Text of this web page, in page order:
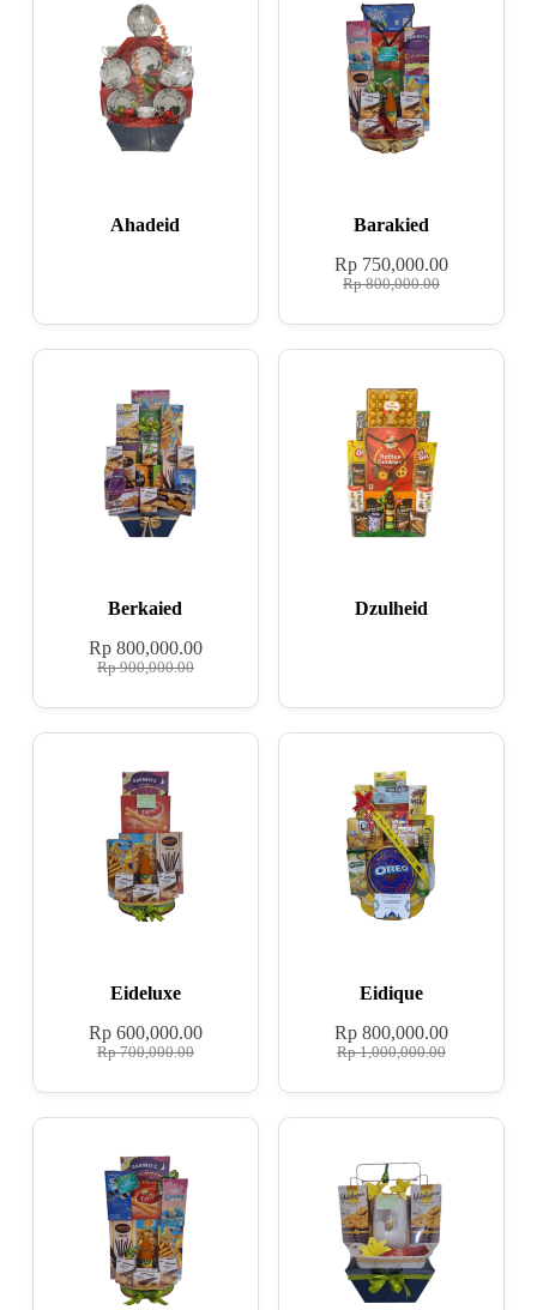
Ahadeid Barakied
Rp800,000.00
Rp 750,000.00
Berkaied
Rp900,000.00
Rp800,000.00
Dzulheid
Eideluxe
Rp700,000.00
Rp600,000.00
Eidique
Rp1,000,000.00
Rp 800,000.00